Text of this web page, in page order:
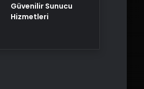
Güvenilir Sunucu
Hizmetleri